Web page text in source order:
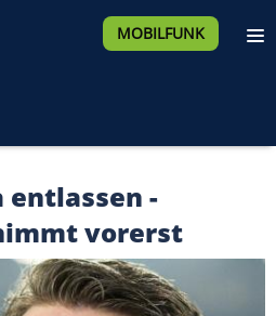
MOBILFUNK
entlassen -
vorerst